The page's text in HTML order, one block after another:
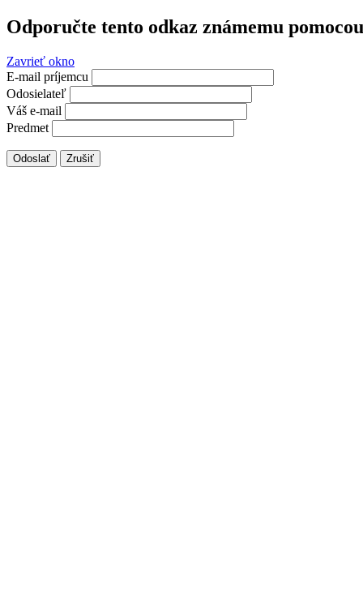
Odporučte tento odkaz známemu
Zavrieť okno
E-mail príjemcu
Odosielateľ
Váš e-mail
Predmet
Odoslať Zrušiť